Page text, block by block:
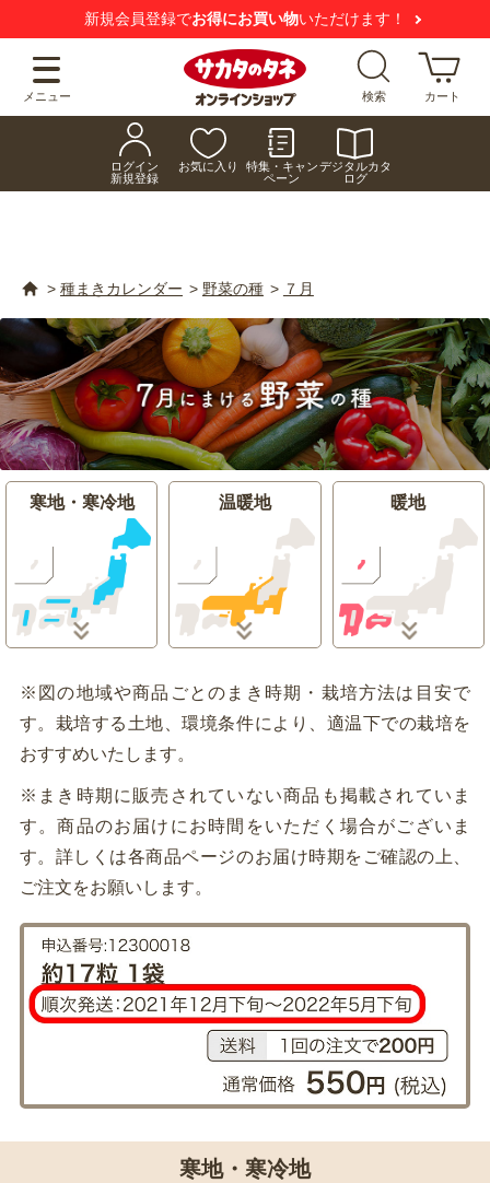
【注意喚起】悪質な偽サイトにご注意ください
メニュー 検索 カート
ログイン
新規登録
お気に入り
特集・キャン
ペーン
デジタルカタ
ログ
> 種まきカレンダー > 野菜の種 > ７月
寒地・寒冷地 温暖地 暖地
※図の地域や商品ごとのまき時期・栽培方法は目安で
す。栽培する土地、環境条件により、適温下での栽培を
おすすめいたします。
※まき時期に販売されていない商品も掲載されていま
す。商品のお届けにお時間をいただく場合がございま
す。詳しくは各商品ページのお届け時期をご確認の上、
ご注文をお願いします。
寒地・寒冷地